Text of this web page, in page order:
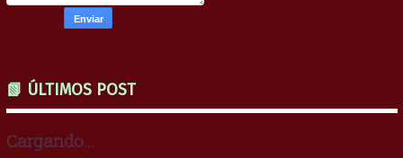
📗 ÚLTIMOS POST
Cargando...